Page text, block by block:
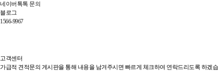
네이버톡톡 문의
블로그
1566-9967
고객센터
가급적 견적문의 게시판을 통해 내용을 남겨주시면 빠르게 체크하여 연락드리도록 하겠